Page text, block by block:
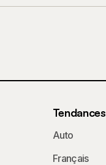
Tendances
Auto
Français